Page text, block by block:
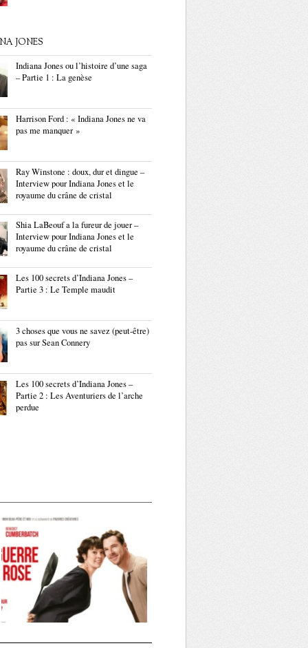
JONES
Indiana Jones ou l’histoire d’une saga
– Partie 1 : La genèse
Harrison Ford : « Indiana Jones ne va
pas me manquer »
Ray Winstone : doux, dur et dingue –
Interview pour Indiana Jones et le
royaume du crâne de cristal
Shia LaBeouf a la fureur de jouer –
Interview pour Indiana Jones et le
royaume du crâne de cristal
Les 100 secrets d’Indiana Jones –
Partie 3 : Le Temple maudit
3 choses que vous ne savez (peut-être)
pas sur Sean Connery
Les 100 secrets d’Indiana Jones –
Partie 2 : Les Aventuriers de l’arche
perdue